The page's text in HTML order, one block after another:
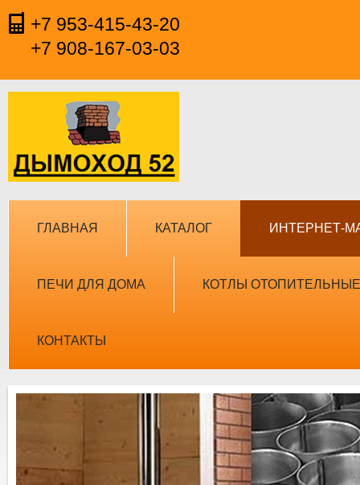
+7 953-415-43-20
+7 908-167-03-03
ГЛАВНАЯ КАТАЛОГ ИНТЕРНЕТ-
ПЕЧИ ДЛЯ ДОМА КОТЛЫ ОТОПИТЕЛЬНЫЕ
КОНТАКТЫ